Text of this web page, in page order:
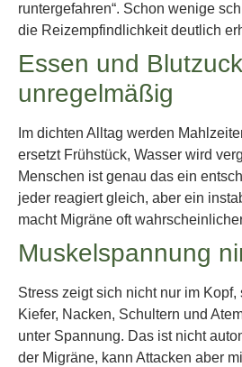
runtergefahren“. Schon wenige
die Reizempfindlichkeit deutlich
Essen und
unregelmäßig
Im dichten Alltag werden
ersetzt Frühstück, Wasser wird
Menschen ist genau das ein
jeder reagiert gleich, aber ein
macht Migräne oft
Muskelspannung
Stress zeigt sich nicht nur im Kopf,
Kiefer, Nacken, Schultern und
unter Spannung. Das ist nicht
der Migräne, kann Attacken aber